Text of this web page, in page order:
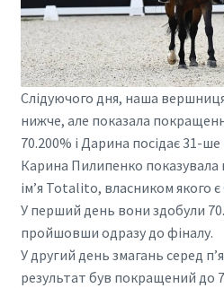
Слідуючого дня, наша
нижче, але показала
70.200% і Дарина посідає 31-ше
Карина Пилипенко показувала
імʼя Totalito, власником якого
У перший день вони здобули
пройшовши одразу до фіналу.
У другий день змагань серед
результат був покращений до